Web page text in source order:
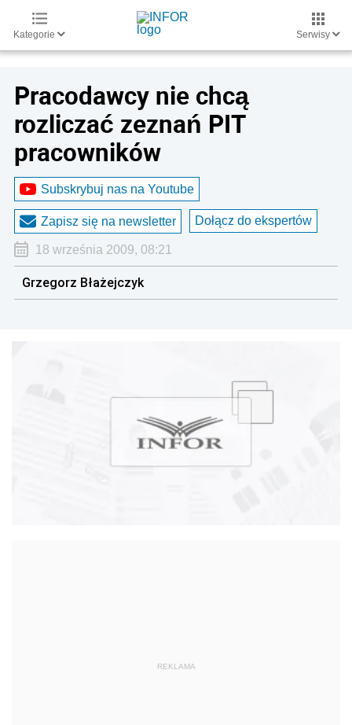
Kategorie Serwisy
Pracodawcy nie chcą
rozliczać zeznań PIT
pracowników
Subskrybuj nas na Youtube
Zapisz się na newsletter Dołącz do ekspertów
18 września 2009, 08:21
Grzegorz Błażejczyk